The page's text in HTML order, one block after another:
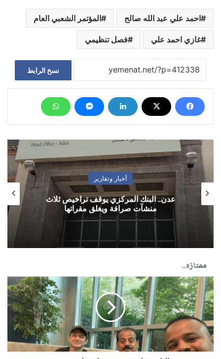
احمد علي عبد الله صالح المؤتمر الشعبي العام
غازي احمد علي فصل تنظيمي
نسخ الرابط
أخبار وتقارير
عدن.. البنك المركزي يوقف تراخيص ثلاث
منشآت صرافة ويغلق مقراتها
النائب
حاشد
يجري
عملية
قلب
مفتوح